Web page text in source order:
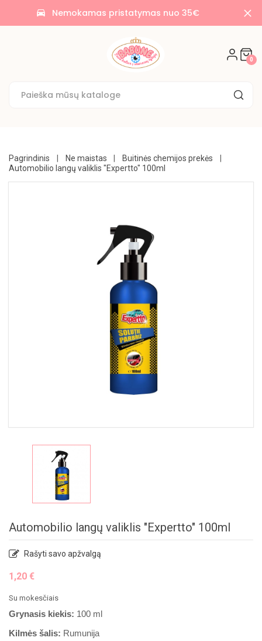
time_to_leave Nemokamas pristatymas nuo 35€
0
AKCIJOS
🌟
SAUSAINIAI
UŽKANDŽIAI
GĖRIMAI
KONSERVUOTA
Pagrindinis Ne maistas
Buitinės chemijos prekės
Automobilio langų valiklis "Expertto" 100ml
Automobilio langų valiklis "Expertto" 100ml
Rašyti savo apžvalgą
1,20 €
Su mokesčiais
Grynasis kiekis: 100 ml
Kilmės šalis: Rumunija